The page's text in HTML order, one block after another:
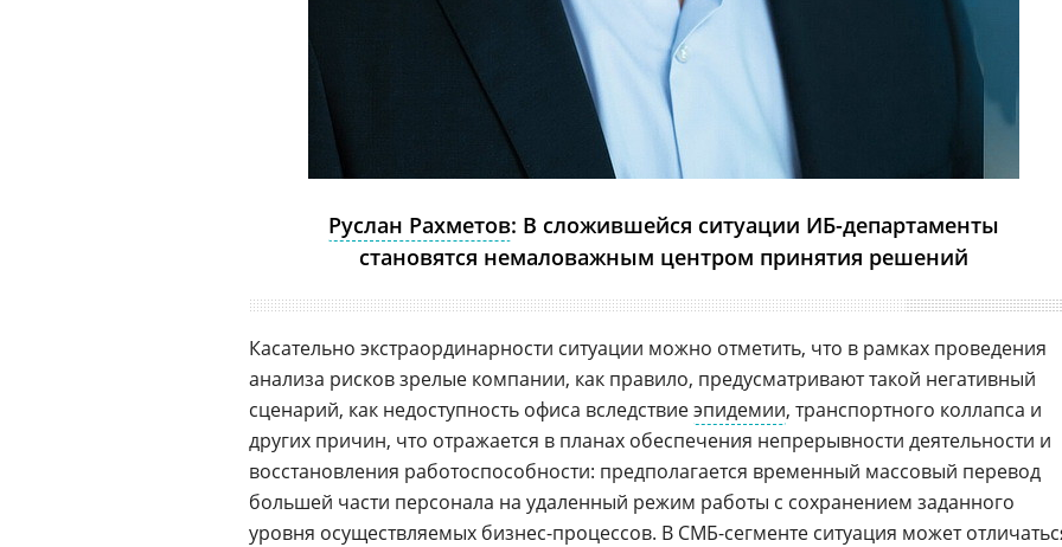
Руслан Рахметов: В сложившейся ситуации ИБ-департаменты
становятся немаловажным центром принятия решений
Касательно экстраординарности ситуации можно отметить, что в рамках проведения
анализа рисков зрелые компании, как правило, предусматривают такой негативный
сценарий, как недоступность офиса вследствиеэпидемии, транспортного коллапса и
других причин, что отражается в планах обеспечения непрерывности деятельности и
восстановления работоспособности: предполагается временный массовый перевод
большей части персонала на удаленный режим работы с сохранением заданного
уровня осуществляемых бизнес-процессов. В СМБ-сегменте ситуация может